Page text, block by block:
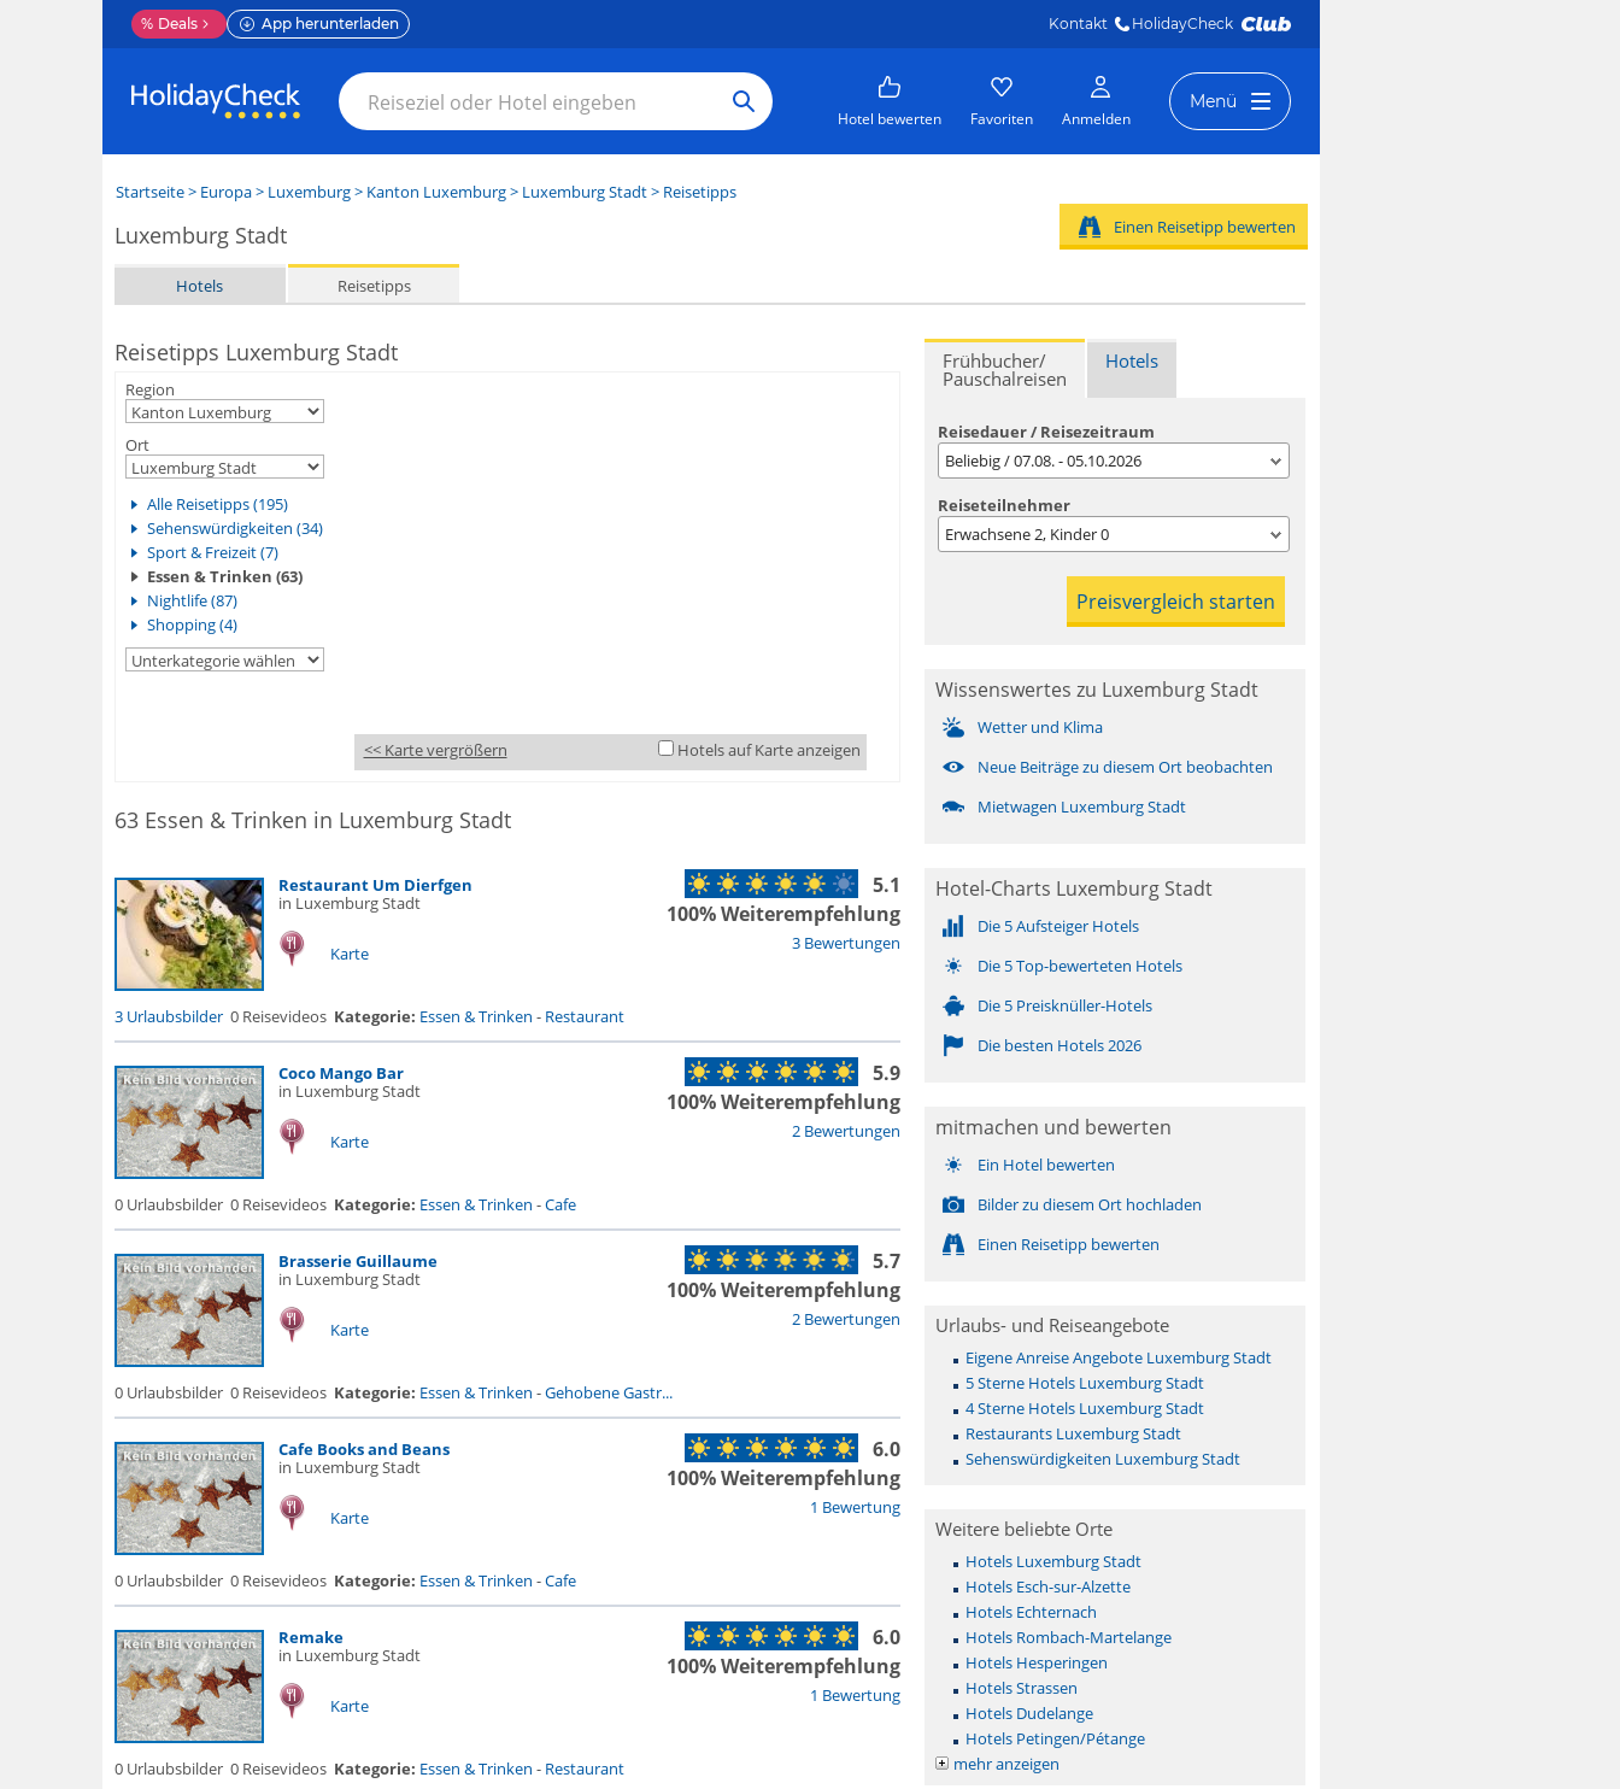
% Deals App herunterladen Kontakt HolidayCheck
Hotel bewerten Favoriten Anmelden
Menü
Startseite> Europa> Luxemburg> Kanton Luxemburg> Luxemburg Stadt> Reisetipps
Luxemburg Stadt
Hotels Reisetipps
Einen Reisetipp bewerten
Reisetipps Luxemburg Stadt
Region
Ort
Alle Reisetipps (195)
Sehenswürdigkeiten (34)
Sport & Freizeit (7)
Essen & Trinken (63)
Nightlife (87)
Shopping (4)
<< Karte vergrößern Hotels auf Karte anzeigen
63 Essen & Trinken in Luxemburg Stadt
Restaurant Um Dierfgen
in Luxemburg Stadt
Karte 3 Bewertungen
5.1
100% Weiterempfehlung
3 Urlaubsbilder 0 Reisevideos Kategorie: Essen & Trinken - Restaurant
Coco Mango Bar
in Luxemburg Stadt
Karte 2 Bewertungen
5.9
100% Weiterempfehlung
0 Urlaubsbilder 0 Reisevideos Kategorie: Essen & Trinken -Cafe
Brasserie Guillaume
in Luxemburg Stadt
Karte 2 Bewertungen
5.7
100% Weiterempfehlung
0 Urlaubsbilder 0 Reisevideos Kategorie: Essen & Trinken -Gehobene Gastr...
Cafe Books and Beans
in Luxemburg Stadt
Karte 1 Bewertung
6.0
100% Weiterempfehlung
0 Urlaubsbilder 0 Reisevideos Kategorie: Essen & Trinken -Cafe
Remake
in Luxemburg Stadt
Karte 1 Bewertung
6.0
100% Weiterempfehlung
0 Urlaubsbilder 0 Reisevideos Kategorie: Essen & Trinken - Restaurant
Frühbucher/
Pauschalreisen
Hotels
Reisedauer / Reisezeitraum
Beliebig / 07.08. - 05.10.2026
Reiseteilnehmer
Erwachsene2, Kinder0
Wissenswertes zu Luxemburg Stadt
Wetter und Klima
Neue Beiträge zu diesem Ort beobachten
Mietwagen Luxemburg Stadt
Hotel-Charts Luxemburg Stadt
Die 5 Aufsteiger Hotels
Die 5 Top-bewerteten Hotels
Die 5 Preisknüller-Hotels
Die besten Hotels 2026
mitmachen und bewerten
Ein Hotel bewerten
Bilder zu diesem Ort hochladen
Einen Reisetipp bewerten
Urlaubs- und Reiseangebote
Eigene Anreise Angebote Luxemburg Stadt
5 Sterne Hotels Luxemburg Stadt
4 Sterne Hotels Luxemburg Stadt
Restaurants Luxemburg Stadt
Sehenswürdigkeiten Luxemburg Stadt
Weitere beliebte Orte
Hotels Luxemburg Stadt
Hotels Esch-sur-Alzette
Hotels Echternach
Hotels Rombach-Martelange
Hotels Hesperingen
Hotels Strassen
Hotels Dudelange
Hotels Petingen/Pétange
mehr anzeigen